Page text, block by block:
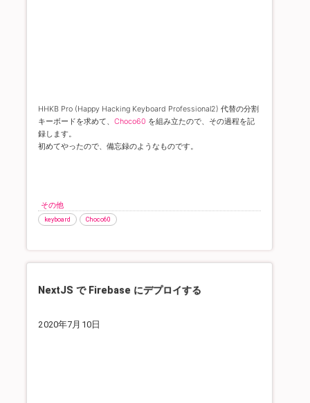
HHKB Pro (Happy Hacking Keyboard Professional2) 代替の分割
キーボードを求めて、Choco60 を組み立たので、その過程を記
録します。
初めてやったので、備忘録のようなものです。
その他
keyboard Choco60
NextJS で Firebase にデプロイする
2020年7月10日